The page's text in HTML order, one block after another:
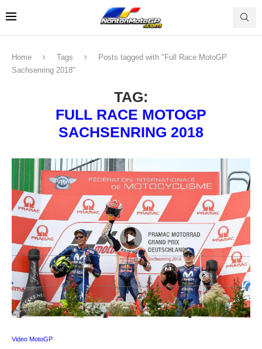
Home Tags
Posts tagged with "Full Race MotoGP
Sachsenring 2018"
TAG:
FULL RACE MOTOGP
SACHSENRING 2018
Video MotoGP